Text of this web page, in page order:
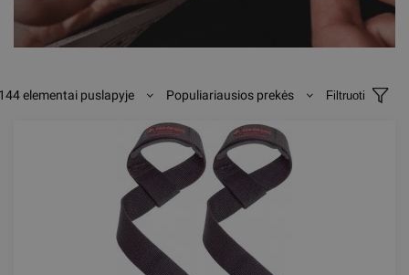
elementai puslapyje Populiariausios prekės Filtruoti